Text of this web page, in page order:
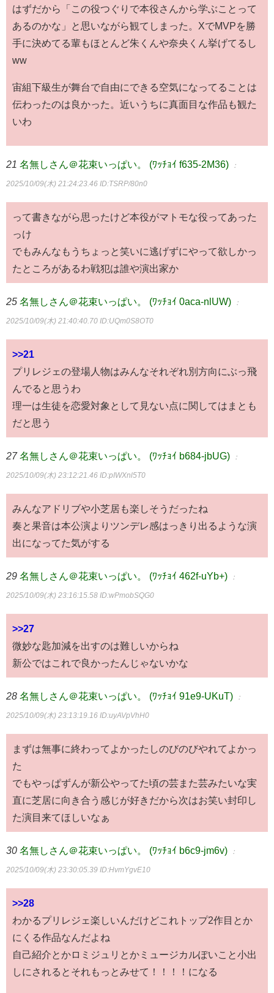
はずだから「この役つぐりで本役さんから学ぶことって
あるのかな」と思いながら観てしまった。XでMVPを勝
手に決めてる輩もほとんど朱くんや奈央くん挙げてるし
ww
宙組下級生が舞台で自由にできる空気になってることは
伝わったのは良かった。近いうちに真面目な作品も観た
いわ
21 名無しさん＠花束いっぱい。 (ﾜｯﾁｮｲ f635-2M36) ：
2025/10/09(木) 21:24:23.46 ID:TSRP/80n0
って書きながら思ったけど本役がマトモな役ってあった
っけ
でもみんなもうちょっと笑いに逃げずにやって欲しかっ
たところがあるわ戦犯は誰や演出家か
25 名無しさん＠花束いっぱい。 (ﾜｯﾁｮｲ 0aca-nlUW) ：
2025/10/09(木) 21:40:40.70 ID:UQm0S8OT0
>>21
プリレジェの登場人物はみんなそれぞれ別方向にぶっ飛
んでると思うわ
理一は生徒を恋愛対象として見ない点に関してはまとも
だと思う
27 名無しさん＠花束いっぱい。 (ﾜｯﾁｮｲ b684-jbUG) ：
2025/10/09(木) 23:12:21.46 ID:pIWXnl5T0
みんなアドリブや小芝居も楽しそうだったね
奏と果音は本公演よりツンデレ感はっきり出るような演
出になってた気がする
29 名無しさん＠花束いっぱい。 (ﾜｯﾁｮｲ 462f-uYb+) ：
2025/10/09(木) 23:16:15.58 ID:wPmobSQG0
>>27
微妙な匙加減を出すのは難しいからね
新公ではこれで良かったんじゃないかな
28 名無しさん＠花束いっぱい。 (ﾜｯﾁｮｲ 91e9-UKuT) ：
2025/10/09(木) 23:13:19.16 ID:uyAVpVhH0
まずは無事に終わってよかったしのびのびやれてよかっ
た
でもやっぱずんが新公やってた頃の芸また芸みたいな実
直に芝居に向き合う感じが好きだから次はお笑い封印し
た演目来てほしいなぁ
30 名無しさん＠花束いっぱい。 (ﾜｯﾁｮｲ b6c9-jm6v) ：
2025/10/09(木) 23:30:05.39 ID:HvmYgvE10
>>28
わかるプリレジェ楽しいんだけどこれトップ2作目とか
にくる作品なんだよね
自己紹介とかロミジュリとかミュージカルぽいこと小出
しにされるとそれもっとみせて！！！！になる